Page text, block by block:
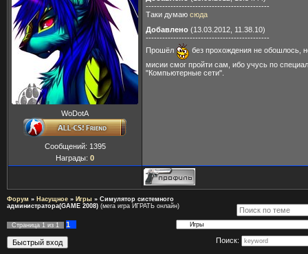
WoDotA
Сообщений: 1395
Награды: 0
---------------------------------------------
Таки думаю сюда
Добавлено (13.03.2012, 11.38.10)
---------------------------------------------
Прошёл
без прохождения не обошлось,
мисии смог пройти сам, ибо учусь по
"Компьютерные сети".
Форум » Насущное » Игры » Симулятор системного
администратора(GAME 2008) (мега игра ИГРАТЬ онлайн)
Страница 1 из 1
1
Поиск: